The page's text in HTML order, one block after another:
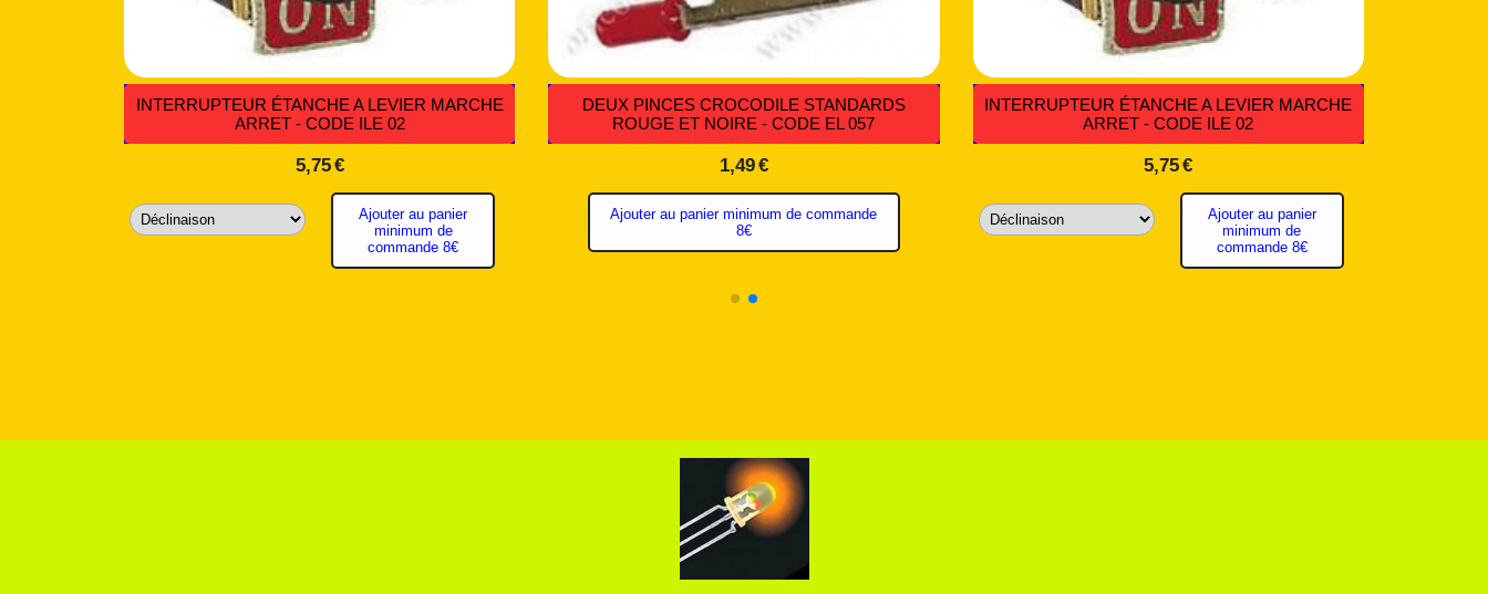
INTERRUPTEUR ÉTANCHE A LEVIER MARCHE
ARRET - CODE ILE 02
5,75€
Ajouter au panier
minimum de
commande 8€
DEUX PINCES CROCODILE STANDARDS
ROUGE ET NOIRE - CODE EL 057
1,49€
Ajouter au panier minimum de commande
8€
INTERRUPTEUR ÉTANCHE A LEVIER MARCHE
ARRET - CODE ILE 02
5,75€
Ajouter au panier
minimum de
commande 8€